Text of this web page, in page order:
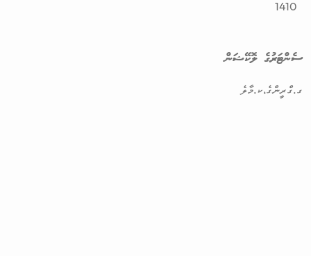
ސެންޓަރުގެ ލޮކޭޝަން
ގ.ގްރީންގެ،ކ.މާލެ